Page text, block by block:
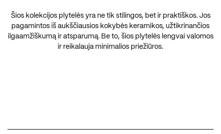
Šios kolekcijos plytelės yra ne tik stilingos, bet ir praktiškos. Jos
pagamintos iš aukščiausios kokybės keramikos, užtikrinančios
ilgaamžiškumą ir atsparumą. Be to, šios plytelės lengvai valomos
ir reikalauja minimalios priežiūros.